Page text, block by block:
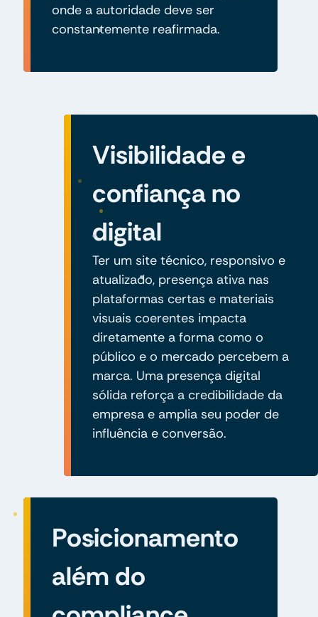
onde a autoridade deve ser
constantemente reafirmada.
Visibilidade e
confiança no
digital
Ter um site técnico, responsivo e
atualizado, presença ativa nas
plataformas certas e materiais
visuais coerentes impacta
diretamente a forma como o
público e o mercado percebem a
marca. Uma presença digital
sólida reforça a credibilidade da
empresa e amplia seu poder de
influência e conversão.
Posicionamento
além do